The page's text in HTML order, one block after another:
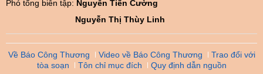
Phó tổng biên tập: Nguyễn Tiến Cường
Nguyễn Thị Thùy Linh
Về Báo Công Thương Video về Báo Công Thương
Trao đổi với
tòa soạn
Tôn chỉ mục đích Quy định dẫn nguồn